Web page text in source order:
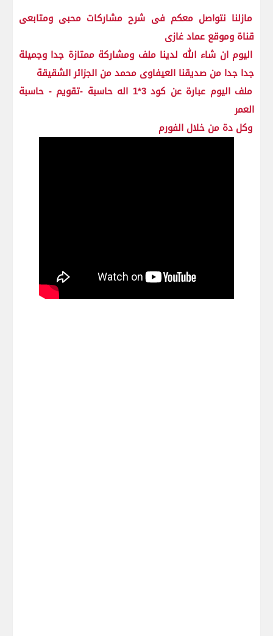
مازلنا نتواصل معكم فى شرح مشاركات محبى ومتابعى
قناة وموقع عماد غازى
اليوم ان شاء الله لدينا ملف ومشاركة ممتازة جدا وجميلة
جدا جدا من صديقنا العيفاوى محمد من الجزائر الشقيقة
ملف اليوم عبارة عن كود 3*1 اله حاسبة -تقويم - حاسبة
العمر
وكل دة من خلال الفورم